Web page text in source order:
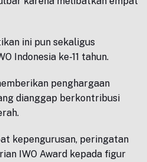
ini pun sekaligus
Indonesia ke-11 tahun.
penghargaan
dianggap berkontribusi
kepengurusan, peringatan
IWO Award kepada figur